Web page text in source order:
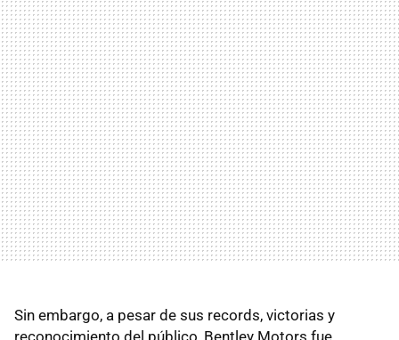
Sin embargo, a pesar de sus records, victorias y
reconocimiento del público, Bentley Motors fue